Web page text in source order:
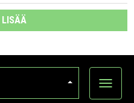
LISÄÄ
Näytä